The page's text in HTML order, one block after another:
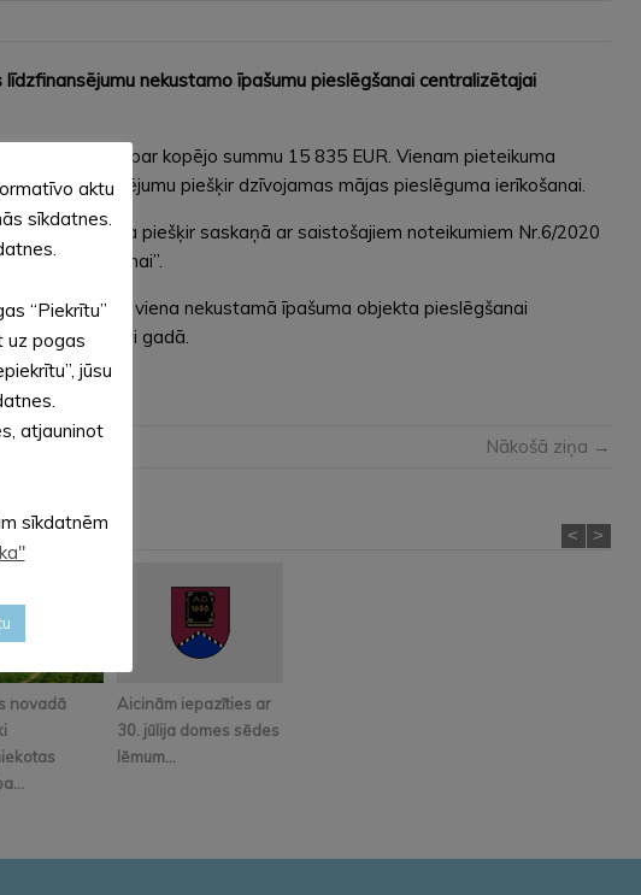
nekustamo īpašumu pieslēgšanai centralizētajai
pagastos par kopējo summu 15 835 EUR. Vienam pieteikuma
ka līdzfinansējumu piešķir dzīvojamas mājas pieslēguma ierīkošanai.
pašvaldība piešķir saskaņā ar saistošajiem noteikumiem Nr.6/2020
sistēmai”.
750,00 EUR viena nekustamā īpašuma objekta pieslēgšanai
vienu reizi gadā.
Nākošā ziņa →
novadā
Aicinām iepazīties ar
30. jūlija domes sēdes
lēmum...
< >
aktu
sīkdatnes.
“Piekrītu”
uz pogas
jūsu
atjauninot
sīkdatnēm